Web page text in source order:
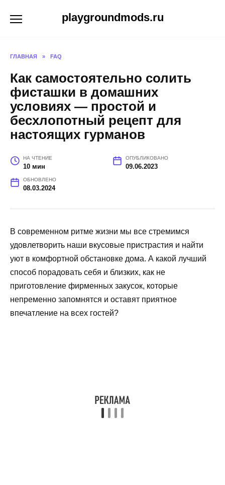
playgroundmods.ru
ГЛАВНАЯ » FAQ
Как самостоятельно солить
фисташки в домашних
условиях — простой и
бесхлопотный рецепт для
настоящих гурманов
НА ЧТЕНИЕ
10 мин
ОПУБЛИКОВАНО
09.06.2023
ОБНОВЛЕНО
08.03.2024
В современном ритме жизни мы все стремимся
удовлетворить наши вкусовые пристрастия и найти
уют в комфортной обстановке дома. А какой лучший
способ порадовать себя и близких, как не
приготовление фирменных закусок, которые
непременно запомнятся и оставят приятное
впечатление на всех гостей?